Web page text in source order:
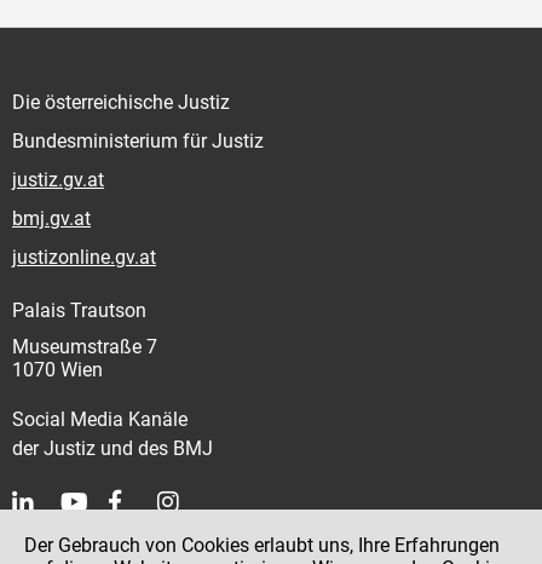
Die österreichische Justiz
Bundesministerium für Justiz
justiz.gv.at
bmj.gv.at
justizonline.gv.at
Palais Trautson
Museumstraße 7
1070 Wien
Social Media Kanäle
der Justiz und des BMJ
Kontakt
Der Gebrauch von Cookies erlaubt uns, Ihre Erfahrungen